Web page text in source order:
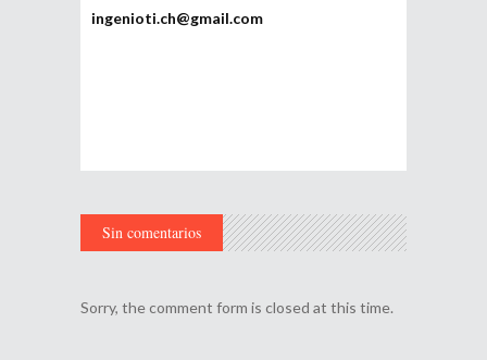
ingenioti.ch@gmail.com
Sin comentarios
Sorry, the comment form is closed at this time.